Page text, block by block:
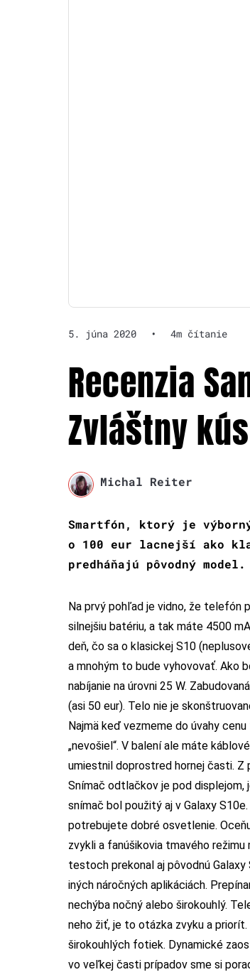
5. júna 2020 • 4m čítanie
Recenzia
Zvláštny
Michal Reiter
Smartfón, ktorý je
o 100 eur lacnejší ako
predháňajú pôvodný model.
Na prvý pohľad je vidno, že telefón
silnejšiu batériu, a tak máte 4500
deň, čo sa o klasickej S10
a mnohým to bude vyhovovať. Ako
nabíjanie na úrovni 25 W.
(asi 50 eur). Telo nie je
Najmä keď vezmeme do úvahy
„nevošiel“. V balení ale máte
umiestnil doprostred hornej časti. Z
Snímač odtlačkov je pod displejom,
snímač bol použitý aj v Galaxy
potrebujete dobré osvetlenie.
zvykli a fanúšikovia tmavého
testoch prekonal aj pôvodnú
iných náročných aplikáciách.
nechýba nočný alebo širokouhlý.
neho žiť, je to otázka zvyku a
širokouhlých fotiek. Dynamické
vo veľkej časti prípadov sme si